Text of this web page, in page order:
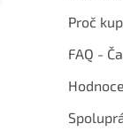
Proč
FAQ -